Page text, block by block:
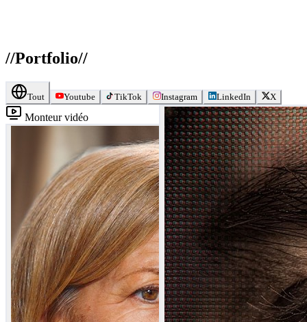
//Portfolio//
Tout Youtube TikTok Instagram LinkedIn X
Monteur vidéo